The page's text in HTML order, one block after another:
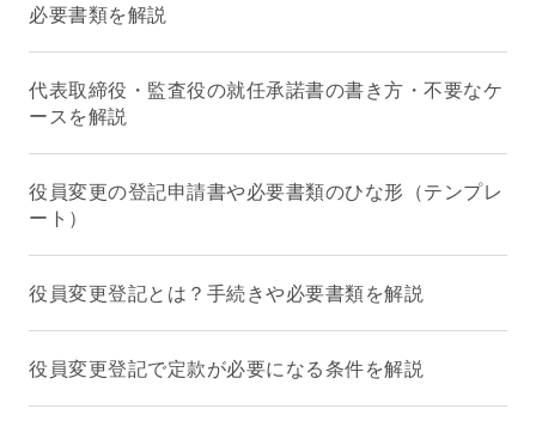
必要書類を解説
代表取締役・監査役の就任承諾書の書き方・不要なケ
ースを解説
役員変更の登記申請書や必要書類のひな形（テンプレ
ート）
役員変更登記とは？手続きや必要書類を解説
役員変更登記で定款が必要になる条件を解説